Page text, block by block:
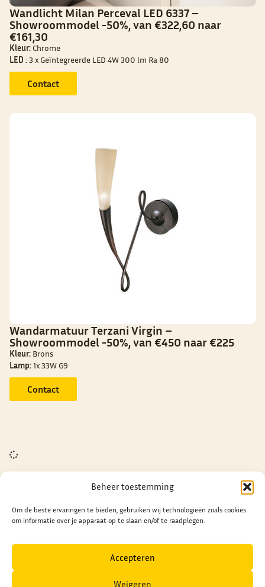
Beheer toestemming
Om de beste ervaringen te bieden, gebruiken wij technologieën zoals cookies
om informatie over je apparaat op te slaan en/of te raadplegen.
Accepteren
Weigeren
Wandlicht Milan Perceval LED 6337 –
Showroommodel -50%, van €322,60 naar
€161,30
Kleur: Chrome
LED : 3 x Geïntegreerde LED 4W 300 lm Ra 80
Contact
Wandarmatuur Terzani Virgin –
Showroommodel -50%, van €450 naar €225
Kleur: Brons
Lamp:1x 33W G9
Contact
Alle dagen geopend van
Gesloten op